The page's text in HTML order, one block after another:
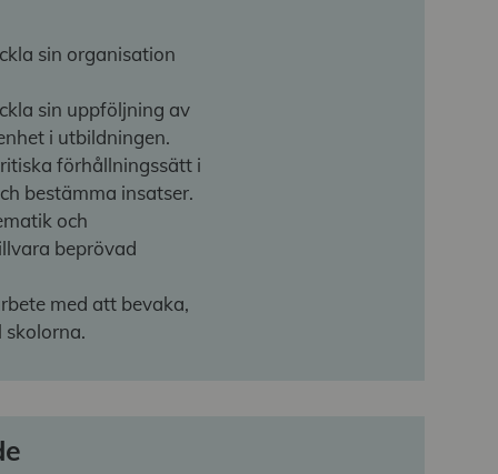
sin organisation
sin uppföljning av
i utbildningen.
förhållningssätt i
bestämma insatser.
och
beprövad
med att bevaka,